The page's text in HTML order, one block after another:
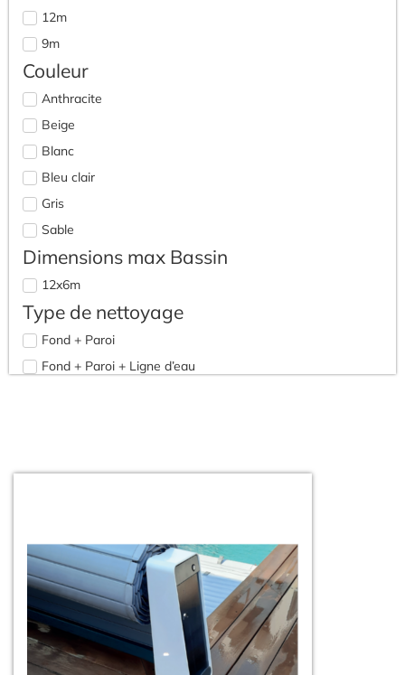
Filtre à sable / verre
Local technique
Tuyaux / Raccords PVC
Bouchons
Pièces à sceller
Bonde de fond
Skimmer
Accessoires / Pièces skimmer
Pompes piscines / spas
Pompe de filtration
12m
9m
Couleur
Anthracite
Beige
Blanc
Bleu clair
Gris
Sable
Dimensions max Bassin
12x6m
Type de nettoyage
Fond + Paroi
Fond + Paroi + Ligne d’eau